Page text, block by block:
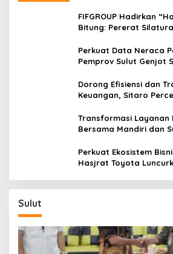
FIFGROUP Hadirkan
Bitung: Pererat
Promo Khusus
Perkuat Data Neraca
Pemprov Sulut Genjot
Dorong Efisiensi dan
Keuangan, Sitaro
Transformasi Layanan
Bersama Mandiri dan
Kepulauan
Perkuat Ekosistem
Hasjrat Toyota
Sulut